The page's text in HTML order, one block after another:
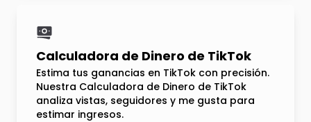
Calculadora de Dinero de TikTok
Estima tus ganancias en TikTok con precisión.
Nuestra Calculadora de Dinero de TikTok
analiza vistas, seguidores y me gusta para
estimar ingresos.